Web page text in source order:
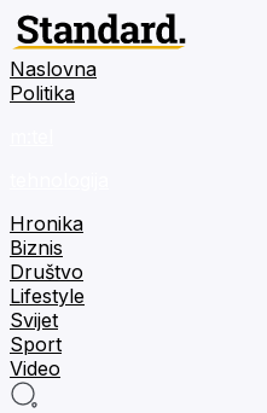
Naslovna
Politika
Hronika
Biznis
Društvo
Lifestyle
Svijet
Sport
Video